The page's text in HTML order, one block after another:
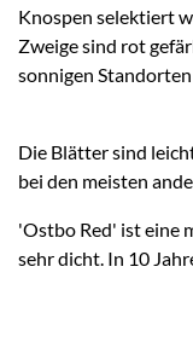
Knospen selektiert
Zweige sind rot
sonnigen
Die Blätter sind
bei den meisten
'Ostbo Red' ist eine
sehr dicht. In 10